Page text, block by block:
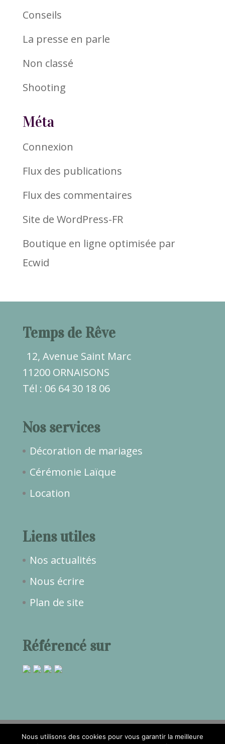
Conseils
La presse en parle
Non classé
Shooting
Méta
Connexion
Flux des publications
Flux des commentaires
Site de WordPress-FR
Boutique en ligne optimisée par
Ecwid
Temps de Rêve
12, Avenue Saint Marc
11200 ORNAISONS
Tél : 06 64 30 18 06
Nos services
Décoration de mariages
Cérémonie Laïque
Location
Liens utiles
Nos actualités
Nous écrire
Plan de site
Référencé sur
Nous utilisons des cookies pour vous garantir la meilleure